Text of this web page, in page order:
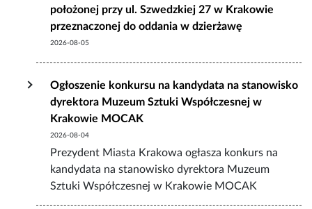
położonej przy ul. Szwedzkiej 27 w Krakowie
przeznaczonej do oddania w dzierżawę
2026-08-05
Ogłoszenie konkursu na kandydata na stanowisko
dyrektora Muzeum Sztuki Współczesnej w
Krakowie MOCAK
2026-08-04
Prezydent Miasta Krakowa ogłasza konkurs na
kandydata na stanowisko dyrektora Muzeum
Sztuki Współczesnej w Krakowie MOCAK